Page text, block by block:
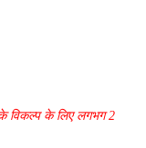
विकल्प के लिए लगभग 2